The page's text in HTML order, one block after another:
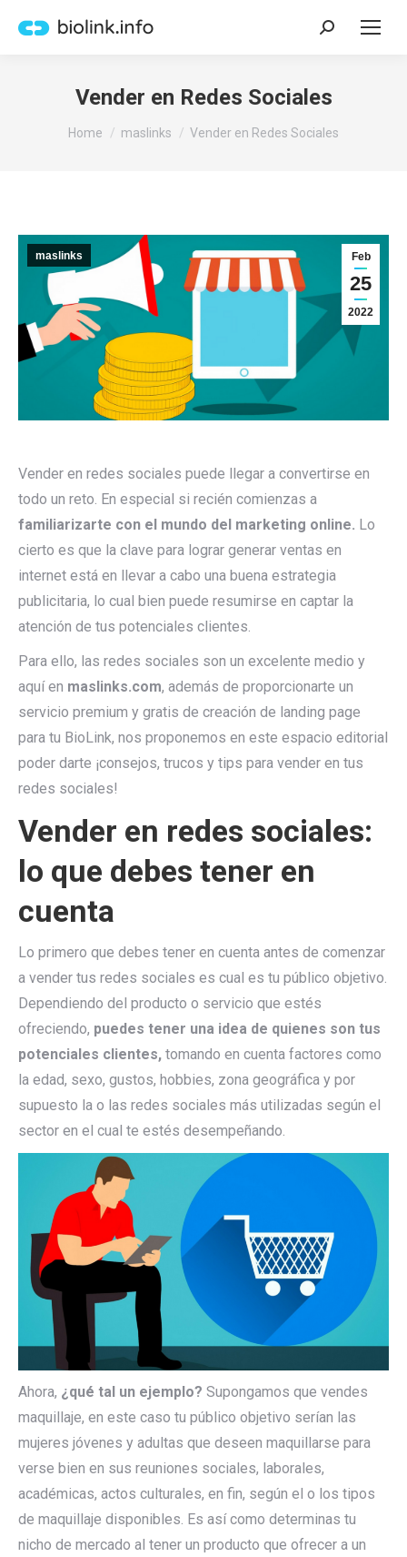
Search:
Vender en Redes Sociales
You are here:
Home maslinks Vender en Redes Sociales
Feb
25
2022
maslinks
Vender en redes sociales puede llegar a convertirse en
todo un reto. En especial si recién comienzas a
familiarizarte con el mundo del marketing online. Lo
cierto es que la clave para lograr generar ventas en
internet está en llevar a cabo una buena estrategia
publicitaria, lo cual bien puede resumirse en captar la
atención de tus potenciales clientes.
Para ello, las redes sociales son un excelente medio y
aquí en maslinks.com, además de proporcionarte un
servicio premium y gratis de creación de landing page
para tu BioLink, nos proponemos en este espacio editorial
poder darte ¡consejos, trucos y tips para vender en tus
redes sociales!
Vender en redes sociales:
lo que debes tener en
cuenta
Lo primero que debes tener en cuenta antes de comenzar
a vender tus redes sociales es cual es tu público objetivo.
Dependiendo del producto o servicio que estés
ofreciendo, puedes tener una idea de quienes son tus
potenciales clientes, tomando en cuenta factores como
la edad, sexo, gustos, hobbies, zona geográfica y por
supuesto la o las redes sociales más utilizadas según el
sector en el cual te estés desempeñando.
Ahora, ¿qué tal un ejemplo? Supongamos que vendes
maquillaje, en este caso tu público objetivo serían las
mujeres jóvenes y adultas que deseen maquillarse para
verse bien en sus reuniones sociales, laborales,
académicas, actos culturales, en fin, según el o los tipos
de maquillaje disponibles. Es así como determinas tu
nicho de mercado al tener un producto que ofrecer a un